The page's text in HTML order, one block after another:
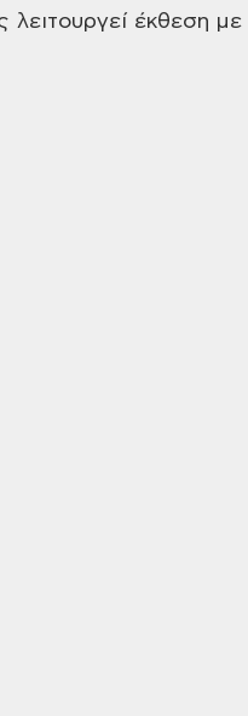
λειτουργεί έκθεση με